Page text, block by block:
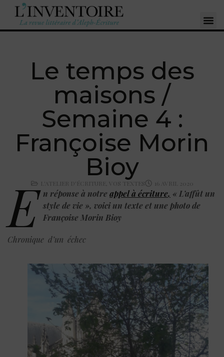
Le temps des
maisons /
Semaine 4 :
Françoise Morin
Bioy
L'ATELIER D'ÉCRITURE VOS TEXTES 16 AVRIL 2020
E n réponse à notre appel à écriture, « L’affût un
style de vie », voici un texte et une photo de
Françoise Morin Bioy
Chronique d’un échec